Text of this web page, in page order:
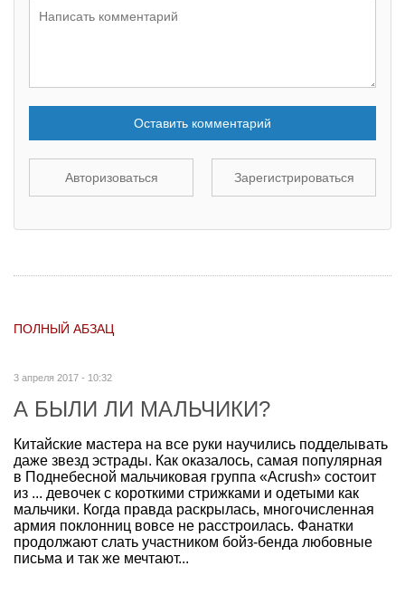
Оставить комментарий
Авторизоваться Зарегистрироваться
ПОЛНЫЙ АБЗАЦ
3 апреля 2017 - 10:32
А БЫЛИ ЛИ МАЛЬЧИКИ?
Китайские мастера на все руки научились подделывать
даже звезд эстрады. Как оказалось, самая популярная
в Поднебесной мальчиковая группа «Acrush» состоит
из ... девочек с короткими стрижками и одетыми как
мальчики. Когда правда раскрылась, многочисленная
армия поклонниц вовсе не расстроилась. Фанатки
продолжают слать участником бойз-бенда любовные
письма и так же мечтают...